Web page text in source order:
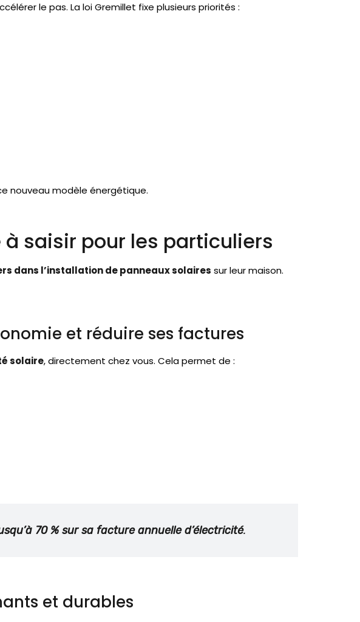
le pas. La loi Gremillet fixe plusieurs priorités :
nouveau modèle énergétique.
saisir pour les particuliers
dans l’installation de panneaux solaires sur leur maison.
et réduire ses factures
solaire, directement chez vous. Cela permet de :
70 % sur sa facture annuelle d’électricité.
et durables